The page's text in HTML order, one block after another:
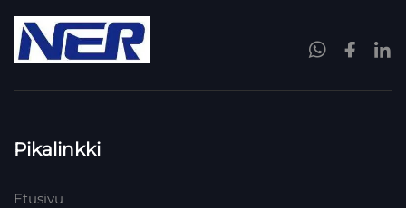
Pikalinkki
Etusivu